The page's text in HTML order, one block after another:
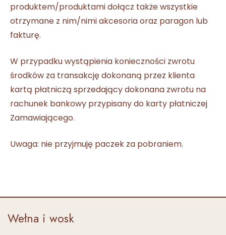
produktem/produktami dołącz takżewszystkie
otrzymane z nim/nimi akcesoria oraz paragon lub
fakturę.
W przypadku wystąpienia konieczności zwrotu
środków za transakcję dokonaną przez klienta
kartą płatniczą sprzedający dokonana zwrotu na
rachunek bankowy przypisany do karty płatniczej
Zamawiającego.
Uwaga: nie przyjmuję paczek za pobraniem.
Wełna i wosk